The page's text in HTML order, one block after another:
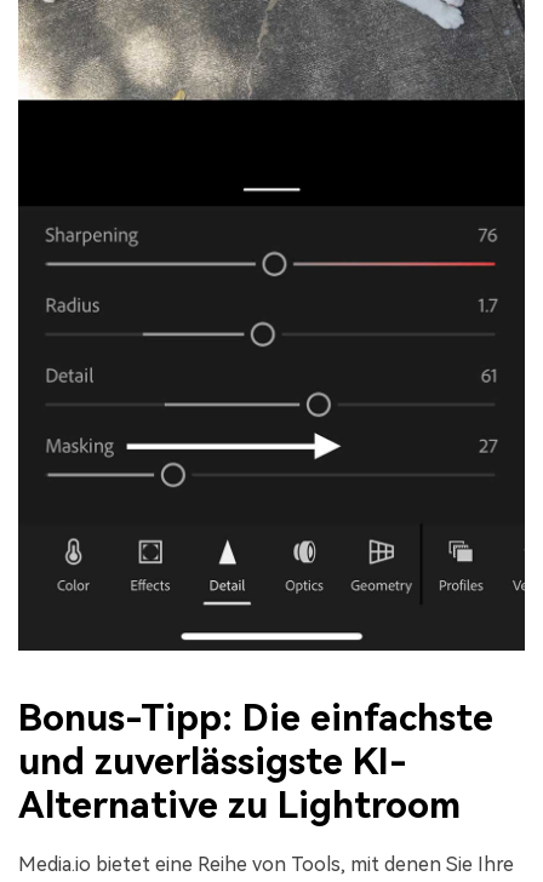
Bonus-Tipp: Die einfachste
und zuverlässigste KI-
Alternative zu Lightroom
Media.io bietet eine Reihe von Tools, mit denen Sie Ihre